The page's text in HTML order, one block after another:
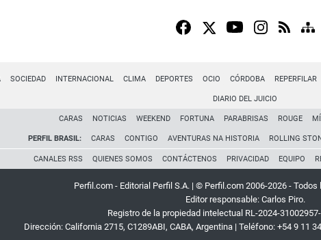
SOCIEDAD INTERNACIONAL CLIMA DEPORTES OCIO CÓRDOBA REPERFILAR
DIARIO DEL JUICIO
CARAS NOTICIAS WEEKEND FORTUNA PARABRISAS ROUGE
PERFIL BRASIL: CARAS CONTIGO AVENTURAS NA HISTORIA ROLLING
CANALES RSS QUIENES SOMOS CONTÁCTENOS PRIVACIDAD EQUIPO
Perfil.com - Editorial Perfil S.A. | © Perfil.com 2006-2026 -
Editor responsable: Carlos Piro.
Registro de la propiedad intelectual RL-2024-
Dirección: California 2715, C1289ABI, CABA, Argentina| Teléfono: +54 9 11